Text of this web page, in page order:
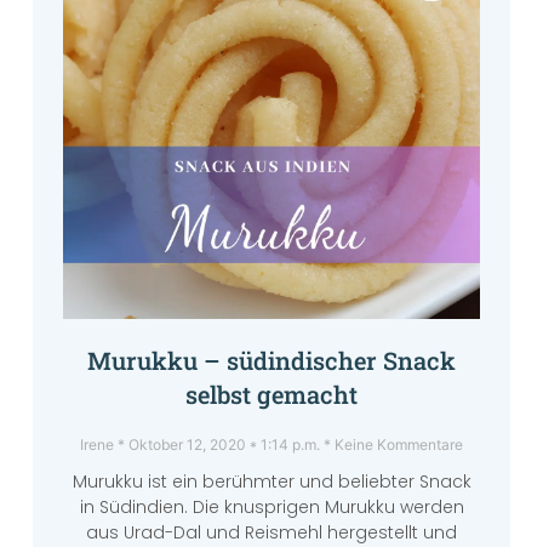
Murukku – südindischer Snack
selbst gemacht
Irene Oktober 12, 2020 1:14 p.m. Keine Kommentare
Murukku ist ein berühmter und beliebter Snack
in Südindien. Die knusprigen Murukku werden
aus Urad-Dal und Reismehl hergestellt und